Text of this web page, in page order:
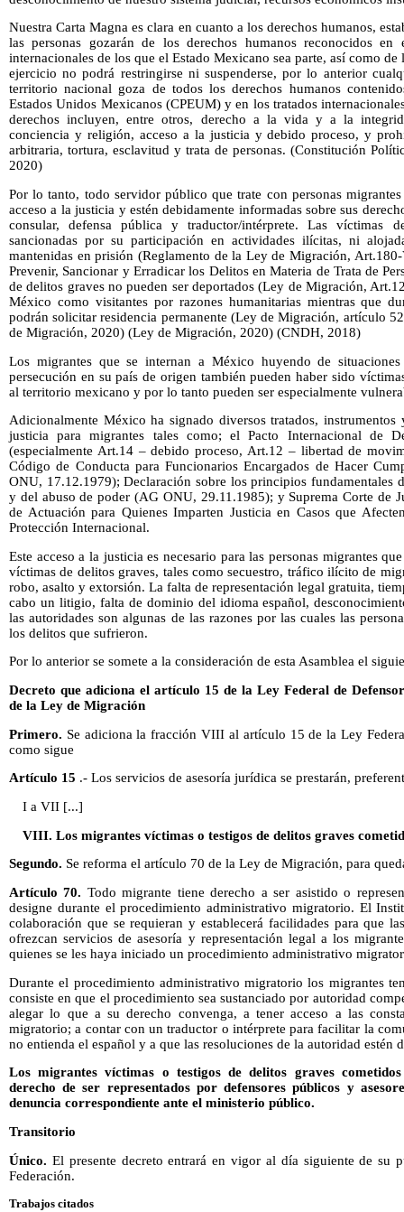
Nuestra Carta Magna es clara en cuanto a los derechos humanos,
las personas gozarán de los derechos humanos reconocidos
internacionales de los que el Estado Mexicano sea parte, así como
ejercicio no podrá restringirse ni suspenderse, por lo anterior
territorio nacional goza de todos los derechos humanos
Estados Unidos Mexicanos (CPEUM) y en los tratados
derechos incluyen, entre otros, derecho a la vida y a la
conciencia y religión, acceso a la justicia y debido proceso, y
arbitraria, tortura, esclavitud y trata de personas. (Constitución
2020)
Por lo tanto, todo servidor público que trate con personas
acceso a la justicia y estén debidamente informadas sobre sus
consular, defensa pública y traductor/intérprete. Las víctimas
sancionadas por su participación en actividades ilícitas, ni
mantenidas en prisión (Reglamento de la Ley de Migración,
Prevenir, Sancionar y Erradicar los Delitos en Materia de Trata de
de delitos graves no pueden ser deportados (Ley de Migración,
México como visitantes por razones humanitarias mientras que
podrán solicitar residencia permanente (Ley de Migración, artículo
de Migración, 2020) (Ley de Migración, 2020) (CNDH, 2018)
Los migrantes que se internan a México huyendo de
persecución en su país de origen también pueden haber sido
al territorio mexicano y por lo tanto pueden ser especialmente
Adicionalmente México ha signado diversos tratados, instrumentos
justicia para migrantes tales como; el Pacto Internacional de
(especialmente Art.14 – debido proceso, Art.12 – libertad de
Código de Conducta para Funcionarios Encargados de Hacer
ONU, 17.12.1979); Declaración sobre los principios fundamentales
y del abuso de poder (AG ONU, 29.11.1985); y Suprema Corte de
de Actuación para Quienes Imparten Justicia en Casos que
Protección Internacional.
Este acceso a la justicia es necesario para las personas migrantes
víctimas de delitos graves, tales como secuestro, tráfico ilícito de
robo, asalto y extorsión. La falta de representación legal gratuita,
cabo un litigio, falta de dominio del idioma español,
las autoridades son algunas de las razones por las cuales las
los delitos que sufrieron.
Por lo anterior se somete a la consideración de esta Asamblea el
Decreto que adiciona el artículo 15 de la Ley Federal de
de la Ley de Migración
Primero. Se adiciona la fracción VIII al artículo 15 de la Ley
como sigue
Artículo 15 .- Los servicios de asesoría jurídica se prestarán,
I a VII [...]
VIII. Los migrantes víctimas o testigos de delitos graves
Segundo. Se reforma el artículo 70 de la Ley de Migración, para
Artículo 70. Todo migrante tiene derecho a ser asistido o
designe durante el procedimiento administrativo migratorio. El
colaboración que se requieran y establecerá facilidades para que
ofrezcan servicios de asesoría y representación legal a los
quienes se les haya iniciado un procedimiento administrativo
Durante el procedimiento administrativo migratorio los migrantes
consiste en que el procedimiento sea sustanciado por autoridad
alegar lo que a su derecho convenga, a tener acceso a las
migratorio; a contar con un traductor o intérprete para facilitar la
no entienda el español y a que las resoluciones de la autoridad estén
Los migrantes víctimas o testigos de delitos graves
derecho de ser representados por defensores públicos y
denuncia correspondiente ante el ministerio público.
Transitorio
Único. El presente decreto entrará en vigor al día siguiente de
Federación.
Trabajos citados